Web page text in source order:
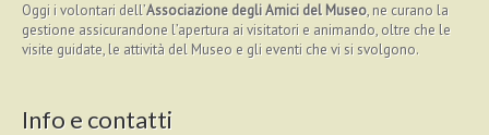
Oggi i volontari dell’Associazione degli Amici del Museo, ne curano la
gestione assicurandone l’apertura ai visitatori e animando, oltre che le
visite guidate, le attività del Museo e gli eventi che vi si svolgono.
Info e contatti